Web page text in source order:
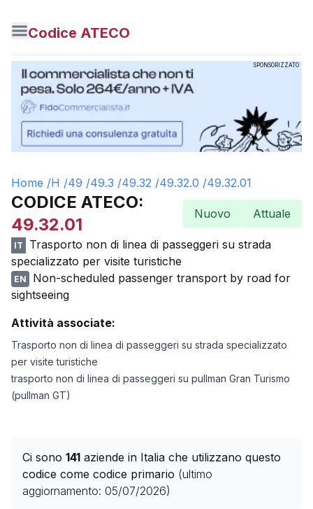
Codice ATECO
SPONSORIZZATO
Home /H /49 /49.3 /49.32 /49.32.0 /49.32.01
CODICE ATECO:
49.32.01
Nuovo Attuale
IT
Trasporto non di linea di passeggeri su strada
specializzato per visite turistiche
EN
Non-scheduled passenger transport by road for
sightseeing
Attività associate:
Trasporto non di linea di passeggeri su strada specializzato
per visite turistiche
trasporto non di linea di passeggeri su pullman Gran Turismo
(pullman GT)
Ci sono 141 aziende in Italia che utilizzano questo
codice come codice primario (ultimo
aggiornamento: 05/07/2026)